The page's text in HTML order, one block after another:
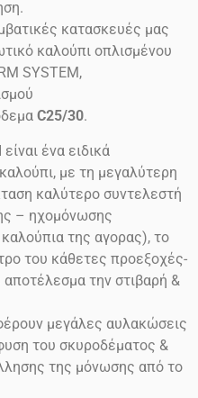
κατασκευές μας
καλούπι οπλισμένου
SYSTEM,
C25/30.
είναι ένα ειδικά
με τη μεγαλύτερη
καλύτερο συντελεστή
– ηχομόνωσης
της αγορας), το
του κάθετες προεξοχές-
την στιβαρή &
μεγάλες αυλακώσεις
του σκυροδέματος &
της μόνωσης από το